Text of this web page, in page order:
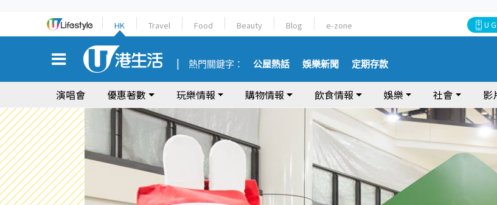
HK Travel Food Beauty Blog e-zone U
熱門關鍵字： 公屋熱話 娛樂新聞 定期存款
演唱會 優惠著數 玩樂情報 購物情報 飲食情報 娛樂 社會 影